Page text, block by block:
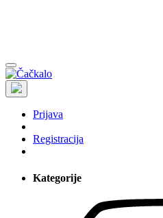
Prijava
Registracija
Kategorije